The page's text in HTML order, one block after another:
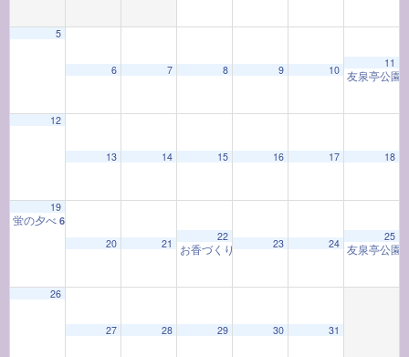
5
6 7 8 9 10
11
友泉亭公園
12
13 14 15 16 17 18
19
蛍の夕べ 6:00 PM
20
21
22
お香づくり教室「お香と和の心」 9:30 AM
23 24
25
友泉亭公園
26
27 28 29 30 31